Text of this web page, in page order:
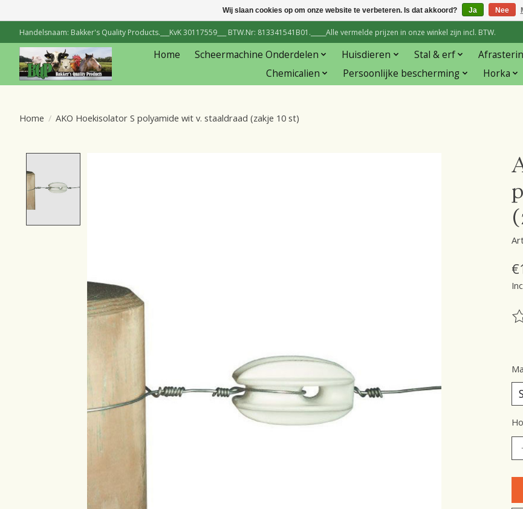
Handelsnaam: Bakker's Quality Products.___KvK 30117559___ BTW.Nr: 813341541B01._____Alle vermelde prijzen in onze winkel zijn incl. BTW.
Home Scheermachine Onderdelen Huisdieren Stal & erf
Chemicalien
Persoonlijke bescherming Horka
Home / AKO Hoekisolator S polyamide wit v. staaldraad (zakje 10 st)
Wij slaan cookies op om onze website te verbeteren. Is dat akkoord? Ja Nee